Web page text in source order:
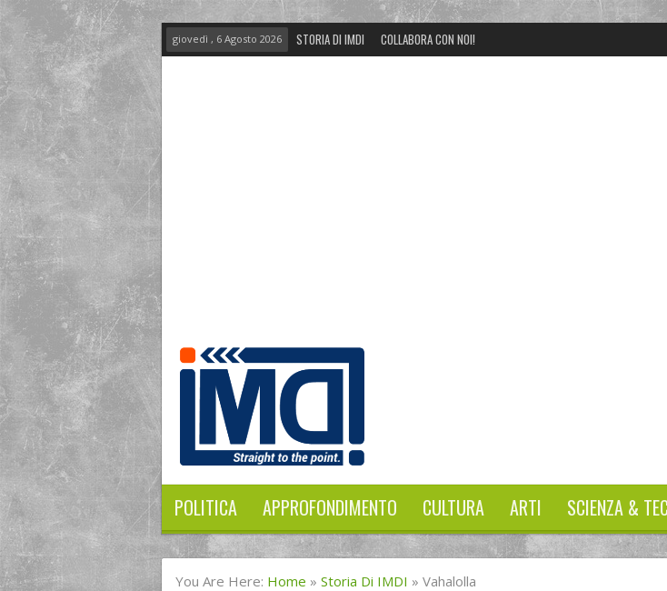
giovedì , 6 Agosto 2026 STORIA DI IMDI COLLABORA CON NOI!
POLITICA APPROFONDIMENTO CULTURA ARTI SCIENZA &
You Are Here: Home » Storia Di IMDI » Vahalolla